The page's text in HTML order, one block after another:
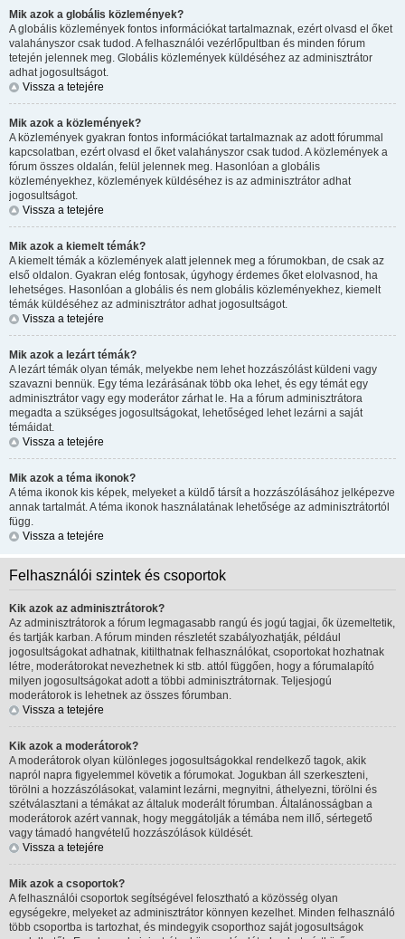
Mik azok a globális közlemények?
A globális közlemények fontos információkat tartalmaznak, ezért olvasd el őket
valahányszor csak tudod. A felhasználói vezérlőpultban és minden fórum
tetején jelennek meg. Globális közlemények küldéséhez az adminisztrátor
adhat jogosultságot.
Vissza a tetejére
Mik azok a közlemények?
A közlemények gyakran fontos információkat tartalmaznak az adott fórummal
kapcsolatban, ezért olvasd el őket valahányszor csak tudod. A közlemények a
fórum összes oldalán, felül jelennek meg. Hasonlóan a globális
közleményekhez, közlemények küldéséhez is az adminisztrátor adhat
jogosultságot.
Vissza a tetejére
Mik azok a kiemelt témák?
A kiemelt témák a közlemények alatt jelennek meg a fórumokban, de csak az
első oldalon. Gyakran elég fontosak, úgyhogy érdemes őket elolvasnod, ha
lehetséges. Hasonlóan a globális és nem globális közleményekhez, kiemelt
témák küldéséhez az adminisztrátor adhat jogosultságot.
Vissza a tetejére
Mik azok a lezárt témák?
A lezárt témák olyan témák, melyekbe nem lehet hozzászólást küldeni vagy
szavazni bennük. Egy téma lezárásának több oka lehet, és egy témát egy
adminisztrátor vagy egy moderátor zárhat le. Ha a fórum adminisztrátora
megadta a szükséges jogosultságokat, lehetőséged lehet lezárni a saját
témáidat.
Vissza a tetejére
Mik azok a téma ikonok?
A téma ikonok kis képek, melyeket a küldő társít a hozzászólásához jelképezve
annak tartalmát. A téma ikonok használatának lehetősége az adminisztrátortól
függ.
Vissza a tetejére
Felhasználói szintek és csoportok
Kik azok az adminisztrátorok?
Az adminisztrátorok a fórum legmagasabb rangú és jogú tagjai, ők üzemeltetik,
és tartják karban. A fórum minden részletét szabályozhatják, például
jogosultságokat adhatnak, kitilthatnak felhasználókat, csoportokat hozhatnak
létre, moderátorokat nevezhetnek ki stb. attól függően, hogy a fórumalapító
milyen jogosultságokat adott a többi adminisztrátornak. Teljesjogú
moderátorok is lehetnek az összes fórumban.
Vissza a tetejére
Kik azok a moderátorok?
A moderátorok olyan különleges jogosultságokkal rendelkező tagok, akik
napról napra figyelemmel követik a fórumokat. Jogukban áll szerkeszteni,
törölni a hozzászólásokat, valamint lezárni, megnyitni, áthelyezni, törölni és
szétválasztani a témákat az általuk moderált fórumban. Általánosságban a
moderátorok azért vannak, hogy meggátolják a témába nem illő, sértegető
vagy támadó hangvételű hozzászólások küldését.
Vissza a tetejére
Mik azok a csoportok?
A felhasználói csoportok segítségével felosztható a közösség olyan
egységekre, melyeket az adminisztrátor könnyen kezelhet. Minden felhasználó
több csoportba is tartozhat, és mindegyik csoporthoz saját jogosultságok